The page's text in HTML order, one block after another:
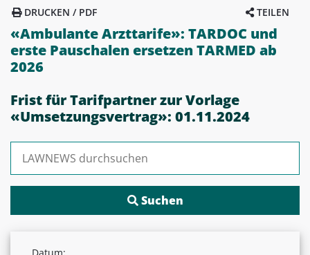
TEILEN
DRUCKEN / PDF
«Ambulante Arzttarife»: TARDOC und
erste Pauschalen ersetzen TARMED ab
2026
Frist für Tarifpartner zur Vorlage
«Umsetzungsvertrag»: 01.11.2024